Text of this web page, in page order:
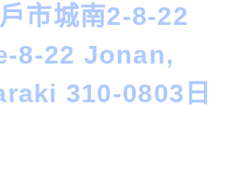
市城南2-8-22
8-22 Jonan,
310-0803日